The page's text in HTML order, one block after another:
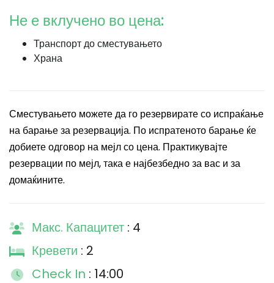
Не е вклучено во цена:
Транспорт до сместувањето
Храна
Сместувањето можете да го резервирате со испраќање
на барање за резервација. По испратеното барање ќе
добиете одговор на мејл со цена. Практикувајте
резервации по мејл, така е најбезбедно за вас и за
домаќините.
Макс. Капацитет : 4
Кревети : 2
Check In : 14:00